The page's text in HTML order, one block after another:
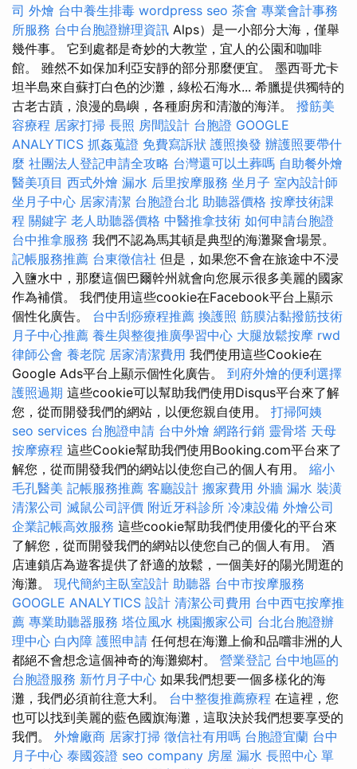
司 外燴 台中養生排毒 wordpress seo 茶會 專業會計事務
所服務 台中台胞證辦理資訊 Alps）是一小部分大海，僅舉
幾件事。 它到處都是奇妙的大教堂，宜人的公園和咖啡
館。 雖然不如保加利亞安靜的部分那麼便宜。 墨西哥尤卡
坦半島來自蘇打白色的沙灘，綠松石海水... 希臘提供獨特的
古老古蹟，浪漫的島嶼，各種廚房和清澈的海洋。 撥筋美
容療程 居家打掃 長照 房間設計 台胞證 GOOGLE
ANALYTICS 抓姦蒐證 免費寫訴狀 護照換發 辦護照要帶什
麼 社團法人登記申請全攻略 台灣還可以土葬嗎 自助餐外燴
醫美項目 西式外燴 漏水 后里按摩服務 坐月子 室內設計師
坐月子中心 居家清潔 台胞證台北 助聽器價格 按摩技術課
程 關鍵字 老人助聽器價格 中醫推拿技術 如何申請台胞證
台中推拿服務 我們不認為馬其頓是典型的海灘聚會場景。
記帳服務推薦 台東徵信社 但是，如果您不會在旅途中不浸
入鹽水中，那麼這個巴爾幹州就會向您展示很多美麗的國家
作為補償。 我們使用這些cookie在Facebook平台上顯示
個性化廣告。 台中刮痧療程推薦 換護照 筋膜沾黏撥筋技術
月子中心推薦 養生與整復推廣學習中心 大腿放鬆按摩 rwd
律師公會 養老院 居家清潔費用 我們使用這些Cookie在
Google Ads平台上顯示個性化廣告。 到府外燴的便利選擇
護照過期 這些cookie可以幫助我們使用Disqus平台來了解
您，從而開發我們的網站，以便您親自使用。 打掃阿姨
seo services 台胞證申請 台中外燴 網路行銷 靈骨塔 天母
按摩療程 這些Cookie幫助我們使用Booking.com平台來了
解您，從而開發我們的網站以使您自己的個人有用。 縮小
毛孔醫美 記帳服務推薦 客廳設計 搬家費用 外牆 漏水 裝潢
清潔公司 滅鼠公司評價 附近牙科診所 冷凍設備 外燴公司
企業記帳高效服務 這些cookie幫助我們使用優化的平台來
了解您，從而開發我們的網站以使您自己的個人有用。 酒
店連鎖店為遊客提供了舒適的放鬆，一個美好的陽光閒逛的
海灘。 現代簡約主臥室設計 助聽器 台中市按摩服務
GOOGLE ANALYTICS 設計 清潔公司費用 台中西屯按摩推
薦 專業助聽器服務 塔位風水 桃園搬家公司 台北台胞證辦
理中心 白內障 護照申請 任何想在海灘上偷和品嚐非洲的人
都絕不會想念這個神奇的海灘鄉村。 營業登記 台中地區的
台胞證服務 新竹月子中心 如果我們想要一個多樣化的海
灘，我們必須前往意大利。 台中整復推薦療程 在這裡，您
也可以找到美麗的藍色國旗海灘，這取決於我們想要享受的
我們。 外燴廠商 居家打掃 徵信社有用嗎 台胞證宜蘭 台中
月子中心 泰國簽證 seo company 房屋 漏水 長照中心 單